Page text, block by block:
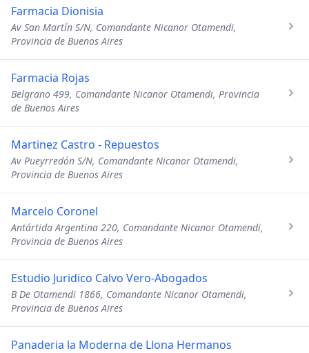
Farmacia Dionisia
Av San Martín S/N, Comandante Nicanor Otamendi,
Provincia de Buenos Aires
Farmacia Rojas
Belgrano 499, Comandante Nicanor Otamendi, Provincia
de Buenos Aires
Martinez Castro - Repuestos
Av Pueyrredón S/N, Comandante Nicanor Otamendi,
Provincia de Buenos Aires
Marcelo Coronel
Antártida Argentina 220, Comandante Nicanor Otamendi,
Provincia de Buenos Aires
Estudio Juridico Calvo Vero-Abogados
B De Otamendi 1866, Comandante Nicanor Otamendi,
Provincia de Buenos Aires
Panaderia la Moderna de Llona Hermanos